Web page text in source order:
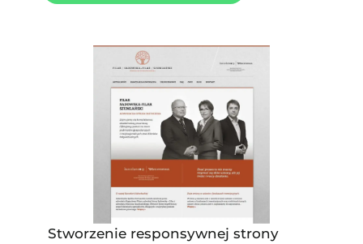
Stworzenie responsywnej strony